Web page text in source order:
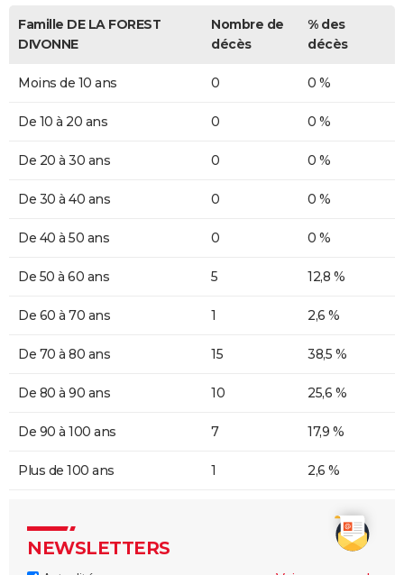
Famille DE LA FOREST
DIVONNE
Nombre de
décès
% des
décès
Moins de 10 ans 0 0 %
De 10 à 20 ans 0 0 %
De 20 à 30 ans 0 0 %
De 30 à 40 ans 0 0 %
De 40 à 50 ans 0 0 %
De 50 à 60 ans 5 12,8 %
De 60 à 70 ans 1 2,6 %
De 70 à 80 ans 15 38,5 %
De 80 à 90 ans 10 25,6 %
De 90 à 100 ans 7 17,9 %
Plus de 100 ans 1 2,6 %
NEWSLETTERS